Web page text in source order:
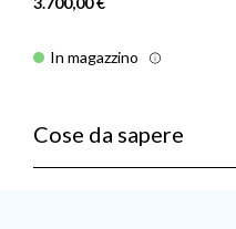
In magazzino
Cose da sapere